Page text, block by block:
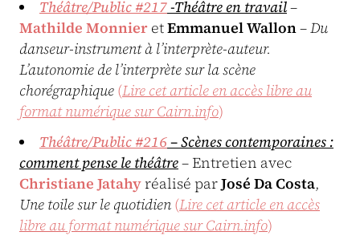
Théâtre/Public #217-Théâtre en travail–
Mathilde Monnier etEmmanuel Wallon–Du
danseur-instrument à l’interprète-auteur.
L’autonomie de l’interprète sur la scène
chorégraphique (Lire cet article en accès libre au
format numérique sur Cairn.info)
Théâtre/Public #216– Scènes contemporaines :
comment pense le théâtre– Entretien avec
Christiane Jatahyréalisé parJosé Da Costa,
Une toile sur le quotidien (Lire cet article en accès
libre au format numérique sur Cairn.info)